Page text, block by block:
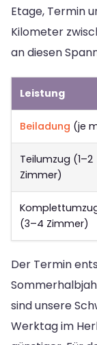
Etage, Termin
Kilometer
an diesen
Leistung
Beiladung (je
Teilumzug (1–2
Zimmer)
(3–4 Zimmer)
Der Termin
sind unsere
Werktag im